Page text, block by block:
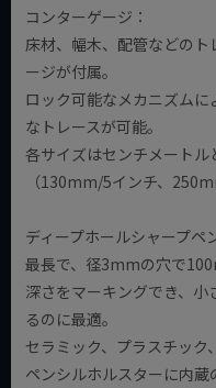
コンターゲージ：
床材、幅木、配管などの
ージが付属。
ロック可能なメカニズム
なトレースが可能。
各サイズはセンチメート
（130mm/5インチ、
ディープホールシャープペ
最長で、径3mmの穴で
深さをマーキングでき、
るのに最適。
セラミック、プラスチック
ペンシルホルスターに内